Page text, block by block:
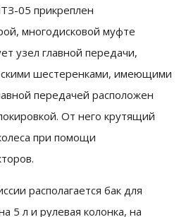
05 прикреплен
многодисковой муфте
узел главной передачи,
шестеренками, имеющими
передачей расположен
От него крутящий
при помощи
располагается бак для
5 л и рулевая колонка, на